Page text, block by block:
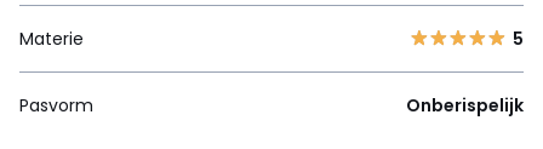
Materie 5
Pasvorm Onberispelijk